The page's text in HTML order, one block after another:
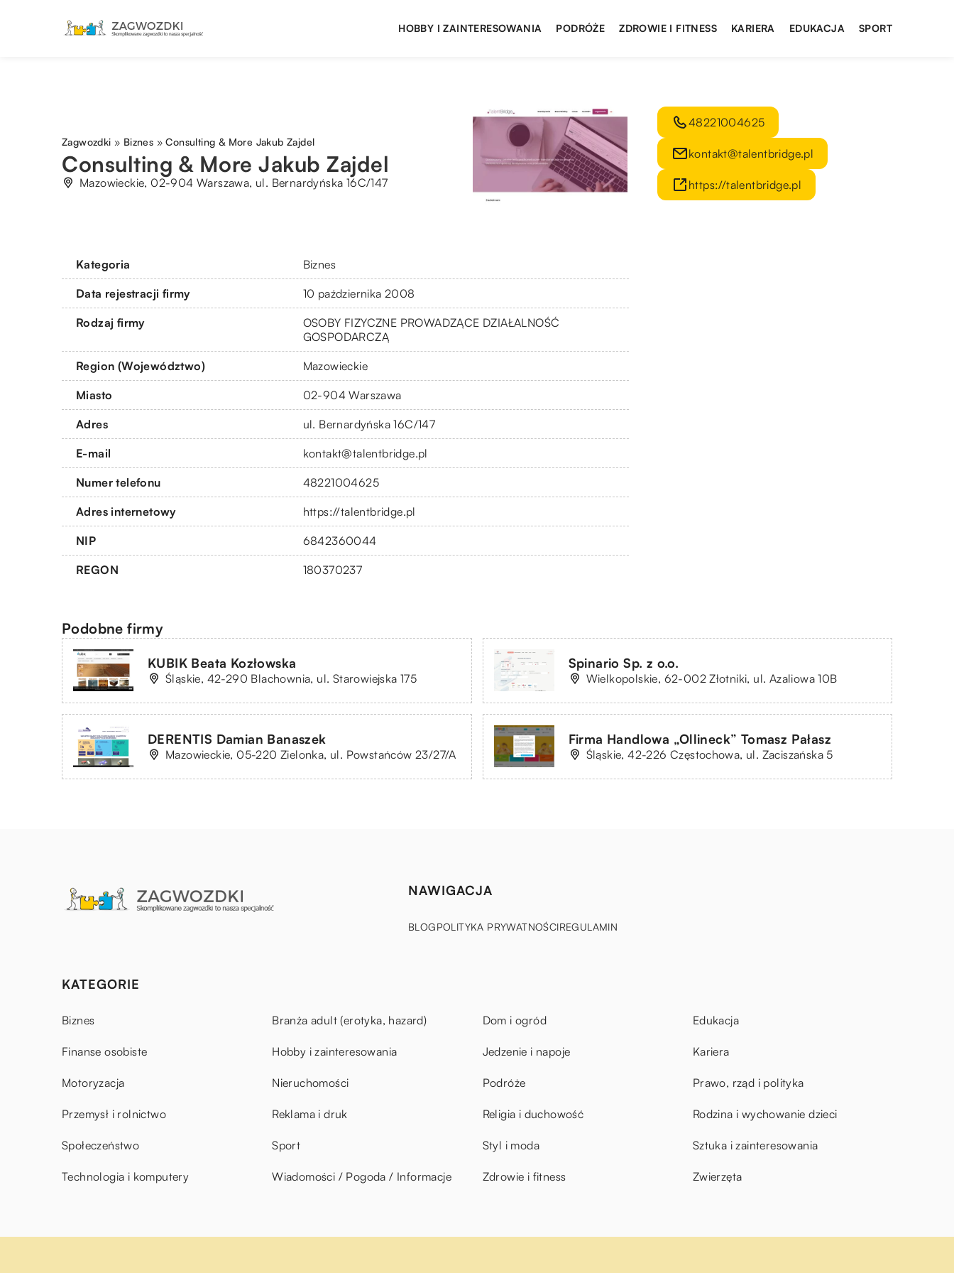
HOBBY I ZAINTERESOWANIA PODRÓŻE ZDROWIE I FITNESS KARIERA EDUKACJA SPORT
Zagwozdki » Biznes »Consulting & More Jakub Zajdel
Consulting & More Jakub Zajdel
Mazowieckie, 02-904 Warszawa, ul. Bernardyńska 16C/147
Kategoria Biznes
Data rejestracji firmy 10 października 2008
Rodzaj firmy
OSOBY FIZYCZNE PROWADZĄCE DZIAŁALNOŚĆ
GOSPODARCZĄ
Region (Województwo) Mazowieckie
Miasto 02-904 Warszawa
Adres ul. Bernardyńska 16C/147
E-mail kontakt@talentbridge.pl
Numer telefonu 48221004625
Adres internetowy https://talentbridge.pl
NIP 6842360044
REGON 180370237
48221004625
kontakt@talentbridge.pl
https://talentbridge.pl
Podobne firmy
KUBIK Beata Kozłowska
Śląskie, 42-290 Blachownia, ul. Starowiejska 175
Spinario Sp. z o.o.
Wielkopolskie, 62-002 Złotniki, ul. Azaliowa 10B
DERENTIS Damian Banaszek
Mazowieckie, 05-220 Zielonka, ul. Powstańców 23/27/A
Firma Handlowa „Ollineck” Tomasz Pałasz
Śląskie, 42-226 Częstochowa, ul. Zaciszańska 5
NAWIGACJA
BLOGPOLITYKA PRYWATNOŚCIREGULAMIN
KATEGORIE
Biznes Branża adult (erotyka, hazard) Dom i ogród Edukacja
Finanse osobiste Hobby i zainteresowania Jedzenie i napoje Kariera
Motoryzacja Nieruchomości Podróże Prawo, rząd i polityka
Przemysł i rolnictwo Reklama i druk Religia i duchowość Rodzina i wychowanie dzieci
Społeczeństwo Sport Styl i moda Sztuka i zainteresowania
Technologia i komputery Wiadomości / Pogoda / Informacje Zdrowie i fitness Zwierzęta